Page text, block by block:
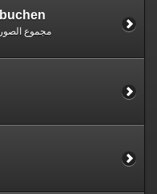
مجموع الصور 2561 في 5 ألبومات فرعية